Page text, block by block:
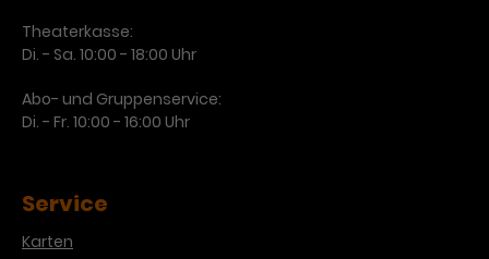
Theaterkasse:
Di. - Sa. 10:00 - 18:00 Uhr
Abo- und Gruppenservice:
Di. - Fr. 10:00 - 16:00 Uhr
Service
Karten